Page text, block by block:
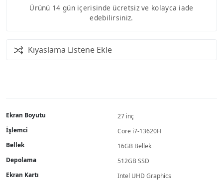
Ürünü 14 gün içerisinde ücretsiz ve kolayca iade
edebilirsiniz.
Kıyaslama Listene Ekle
Ekran Boyutu
27 inç
İşlemci
Core i7-13620H
Bellek
16GB Bellek
Depolama
512GB SSD
Ekran Kartı
Intel UHD Graphics